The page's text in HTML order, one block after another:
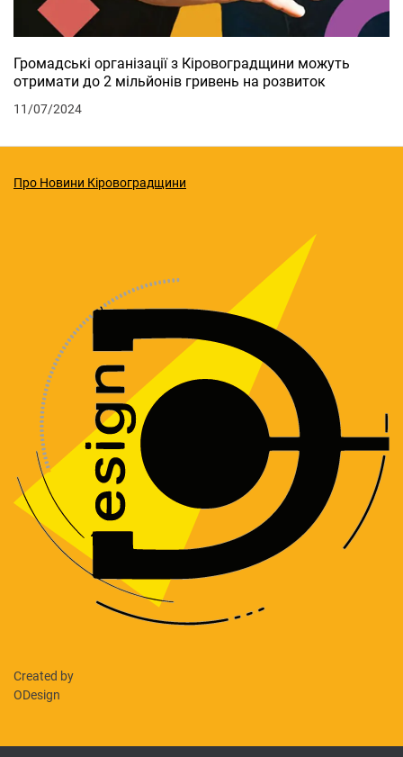
Громадські організації з Кіровоградщини можуть
отримати до 2 мільйонів гривень на розвиток
11/07/2024
Про Новини Кіровоградщини
Created by
ODesign